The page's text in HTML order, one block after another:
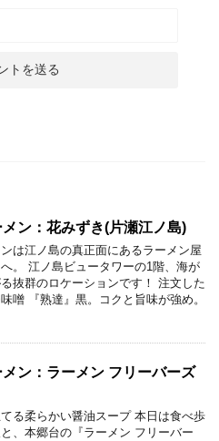
ン：花みずき(片瀬江ノ島)
は江ノ島の真正面にあるラーメン屋
へ。 江ノ島ビュータワーの1階、海が
抜群のロケーションです！ 注文した
噌 『熟達』黒。コクと旨味が強め。
ン：ラーメン フリーバーズ
る柔らかい醤油スープ 本日は食べ歩
、本郷台の『ラーメン フリーバー